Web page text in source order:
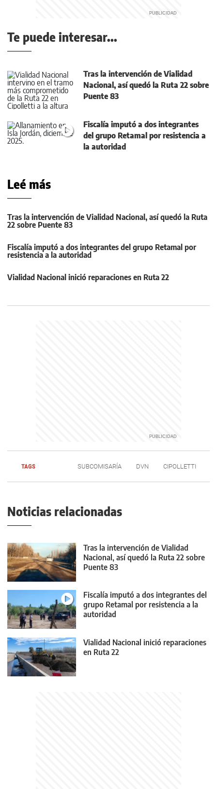
Te puede interesar...
Tras la intervención de Vialidad
Nacional, así quedó la Ruta 22 sobre
Puente 83
Fiscalía imputó a dos integrantes
del grupo Retamal por resistencia a
la autoridad
Leé más
Tras la intervención de Vialidad Nacional, así quedó la Ruta
22 sobre Puente 83
Fiscalía imputó a dos integrantes del grupo Retamal por
resistencia a la autoridad
Vialidad Nacional inició reparaciones en Ruta 22
TAGS SUBCOMISARÍA DVN CIPOLLETTI
Noticias relacionadas
Tras la intervención de Vialidad
Nacional, así quedó la Ruta 22 sobre
Puente 83
Fiscalía imputó a dos integrantes del
grupo Retamal por resistencia a la
autoridad
Vialidad Nacional inició reparaciones
en Ruta 22